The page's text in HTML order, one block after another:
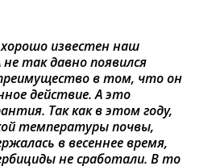
известен наш
не так давно появился
в том, что он
действие. А это
Так как в этом году,
температуры почвы,
в весеннее время,
не сработали. В то